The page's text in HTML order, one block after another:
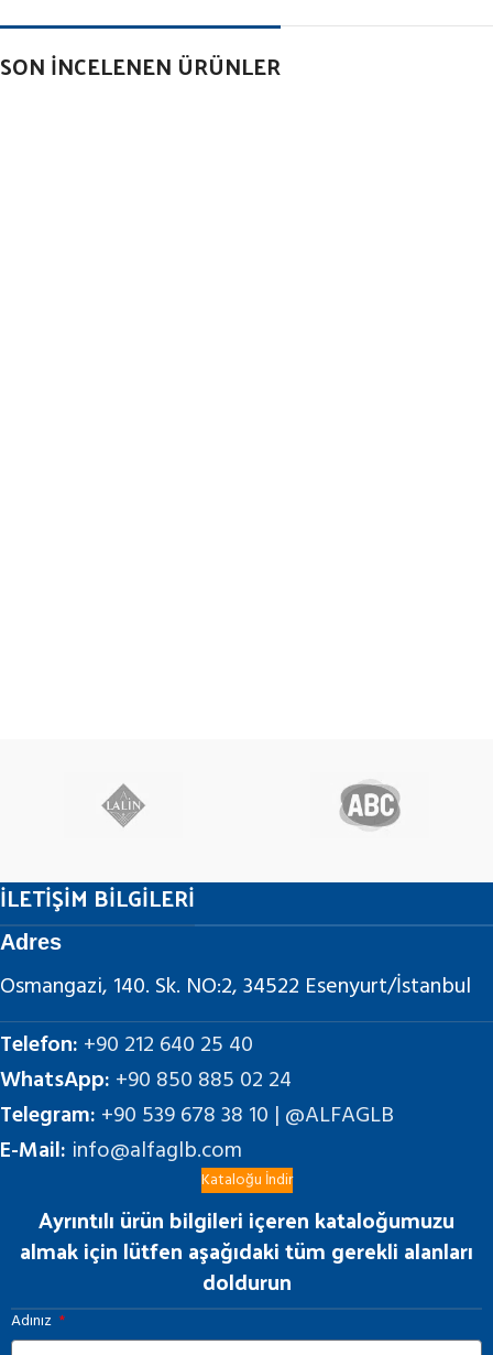
SON İNCELENEN ÜRÜNLER
İLETİŞİM BİLGİLERİ
Adres
Osmangazi, 140. Sk. NO:2, 34522 Esenyurt/İstanbul
Telefon: +90 212 640 25 40
WhatsApp: +90 850 885 02 24
Telegram: +90 539 678 38 10 | @ALFAGLB
E-Mail: info@alfaglb.com
Kataloğu İndir
Ayrıntılı ürün bilgileri içeren kataloğumuzu
almak için lütfen aşağıdaki tüm gerekli alanları
doldurun
Adınız